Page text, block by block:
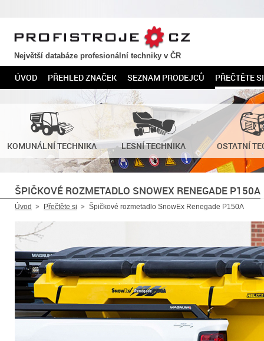
PROFISTROJE.CZ
Největší databáze profesionální techniky v ČR
ÚVOD PŘEHLED ZNAČEK SEZNAM PRODEJCŮ PŘEČTĚTE SI
KOMUNÁLNÍ TECHNIKA LESNÍ TECHNIKA OSTATNÍ
ŠPIČKOVÉ ROZMETADLO SNOWEX RENEGADE P150A
Úvod Přečtěte si Špičkové rozmetadlo SnowEx Renegade P150A